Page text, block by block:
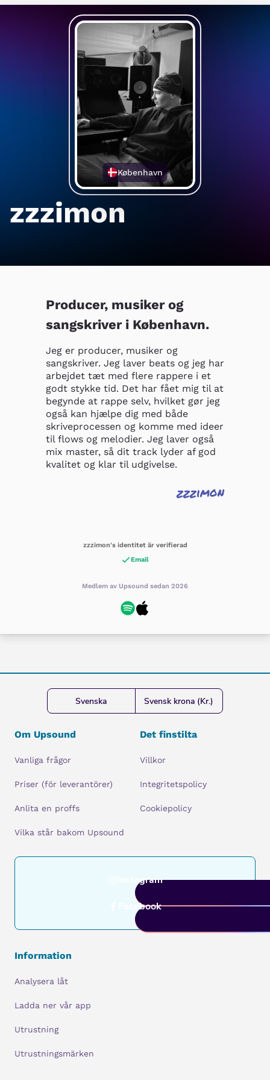
København
zzzimon
Producer, musiker og
sangskriver i København.
Jeg er producer, musiker og
sangskriver. Jeg laver beats og jeg har
arbejdet tæt med flere rappere i et
godt stykke tid. Det har fået mig til at
begynde at rappe selv, hvilket gør jeg
også kan hjælpe dig med både
skriveprocessen og komme med ideer
til flows og melodier. Jeg laver også
mix master, så dit track lyder af god
kvalitet og klar til udgivelse.
zzzimon
zzzimon's identitet är verifierad
Email
Medlem av Upsound sedan 2026
Svenska Svensk krona (Kr.)
Om Upsound
Vanliga frågor
Priser (för leverantörer)
Anlita en proffs
Vilka står bakom Upsound
Det finstilta
Villkor
Integritetspolicy
Cookiepolicy
Instagram
Facebook
Information
Analysera låt
Ladda ner vår app
Utrustning
Utrustningsmärken